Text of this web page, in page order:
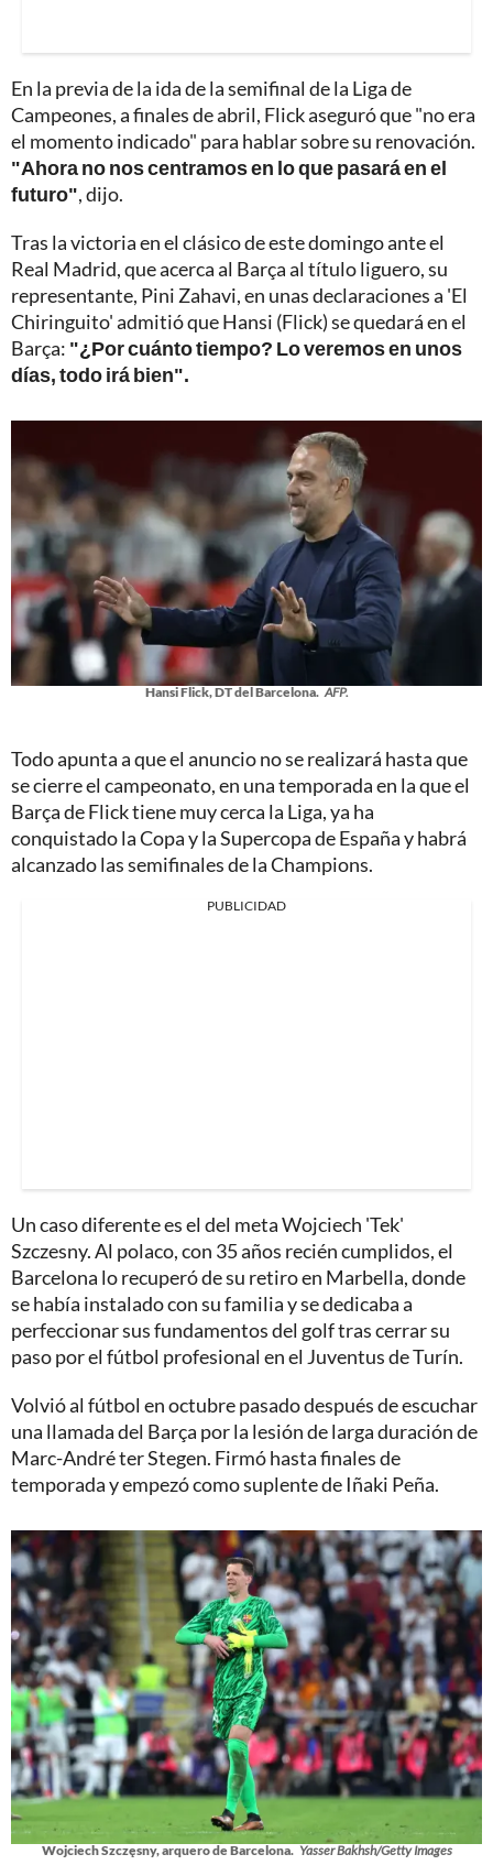
En la previa de la ida de la semifinal de la Liga de
Campeones, a finales de abril, Flick aseguró que "no era
el momento indicado" para hablar sobre su renovación.
"Ahora no nos centramos en lo que pasará en el
futuro", dijo.
Tras la victoria en el clásico de este domingo ante el
Real Madrid, que acerca al Barça al título liguero, su
representante, Pini Zahavi, en unas declaraciones a 'El
Chiringuito' admitió que Hansi (Flick) se quedará en el
Barça: "¿Por cuánto tiempo? Lo veremos en unos
días, todo irá bien".
Hansi Flick, DT del Barcelona. AFP.
Todo apunta a que el anuncio no se realizará hasta que
se cierre el campeonato, en una temporada en la que el
Barça de Flick tiene muy cerca la Liga, ya ha
conquistado la Copa y la Supercopa de España y habrá
alcanzado las semifinales de la Champions.
PUBLICIDAD
Un caso diferente es el del meta Wojciech 'Tek'
Szczesny. Al polaco, con 35 años recién cumplidos, el
Barcelona lo recuperó de su retiro en Marbella, donde
se había instalado con su familia y se dedicaba a
perfeccionar sus fundamentos del golf tras cerrar su
paso por el fútbol profesional en el Juventus de Turín.
Volvió al fútbol en octubre pasado después de escuchar
una llamada del Barça por la lesión de larga duración de
Marc-André ter Stegen. Firmó hasta finales de
temporada y empezó como suplente de Iñaki Peña.
Wojciech Szczęsny, arquero de Barcelona. Yasser Bakhsh/Getty Images